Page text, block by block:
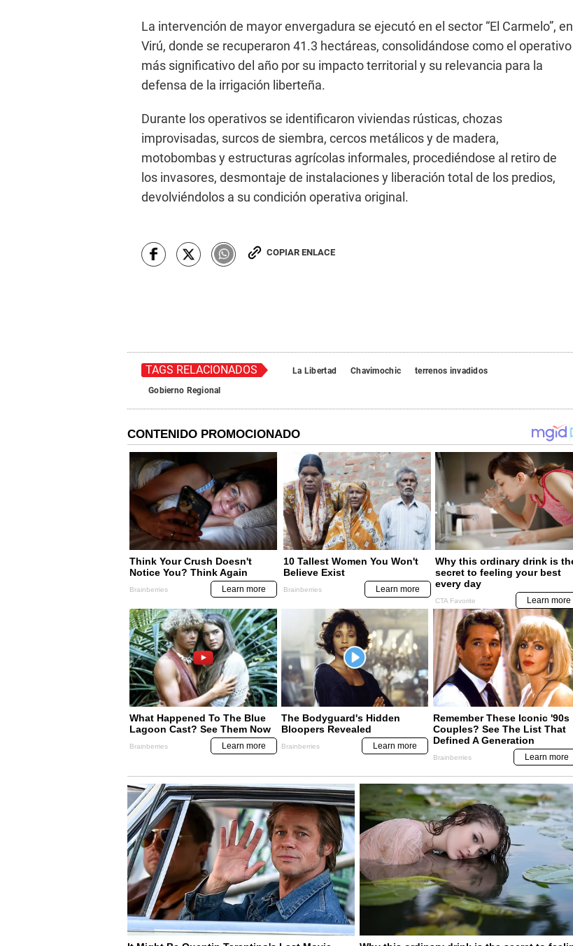
La intervención de mayor envergadura se ejecutó en el sector “El Carmelo”, en
Virú, donde se recuperaron 41.3 hectáreas, consolidándose como el operativo
más significativo del año por su impacto territorial y su relevancia para la
defensa de la irrigación liberteña.
Durante los operativos se identificaron viviendas rústicas, chozas
improvisadas, surcos de siembra, cercos metálicos y de madera,
motobombas y estructuras agrícolas informales, procediéndose al retiro de
los invasores, desmontaje de instalaciones y liberación total de los predios,
devolviéndolos a su condición operativa original.
COPIAR ENLACE
TAGS RELACIONADOS La Libertad Chavimochic
terrenos invadidos
Gobierno Regional